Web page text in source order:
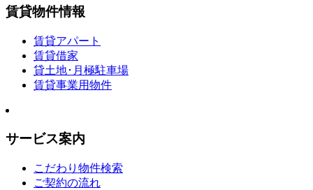
賃貸物件情報
賃貸アパート
賃貸借家
貸土地･月極駐車場
賃貸事業用物件
サービス案内
こだわり物件検索
ご契約の流れ